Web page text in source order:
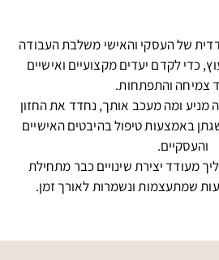
של העסקי והאישי משלבת העבודה
כדי לקדם יעדים מקצועיים ואישיים
צמיחה והתפתחות.
מניע ומה מעכב אותך, נחדד את החזון
באמצעות טיפול בהיבטים האישיים
והעסקיים.
מעודד יצירת שינויים כבר מתחילת
שמתעצמות ונשמרות לאורך זמן.